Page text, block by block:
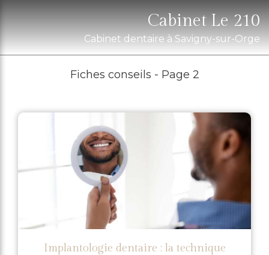
Cabinet Le 210
Cabinet dentaire à Savigny-sur-Orge
Fiches conseils - Page 2
Implantologie dentaire : la technique